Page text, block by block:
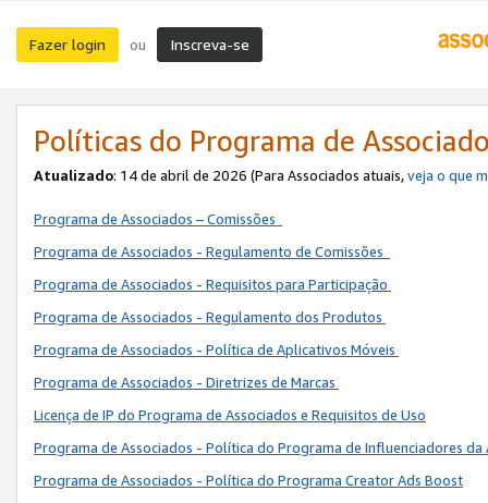
Fazer login ou Inscreva-se
Políticas do Programa de
Atualizado: 14 de abril de 2026 (Para Associados atuais,veja o que
Programa de Associados – Comissões
Programa de Associados - Regulamento de Comissões
Programa de Associados - Requisitos para Participação
Programa de Associados - Regulamento dos Produtos
Programa de Associados - Política de Aplicativos Móveis
Programa de Associados - Diretrizes de Marcas
Licença de IP do Programa de Associados e Requisitos de Uso
Programa de Associados - Política do Programa de Influenciadores
Programa de Associados - Política do Programa Creator Ads Boost